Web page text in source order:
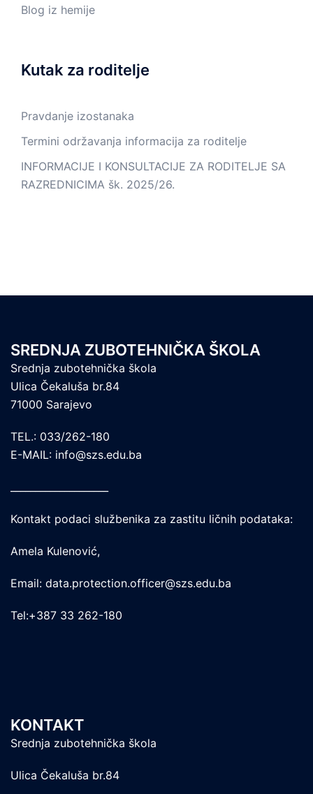
Blog iz hemije
Kutak za roditelje
Pravdanje izostanaka
Termini održavanja informacija za roditelje
INFORMACIJE I KONSULTACIJE ZA RODITELJE SA
RAZREDNICIMA šk. 2025/26.
SREDNJA ZUBOTEHNIČKA ŠKOLA
Srednja zubotehnička škola
Ulica Čekaluša br.84
71000 Sarajevo
TEL.: 033/262-180
E-MAIL: info@szs.edu.ba
Kontakt podaci službenika za zastitu ličnih podataka:
Amela Kulenović,
Email: data.protection.officer@szs.edu.ba
Tel:+387 33 262-180
KONTAKT
Srednja zubotehnička škola
Ulica Čekaluša br.84